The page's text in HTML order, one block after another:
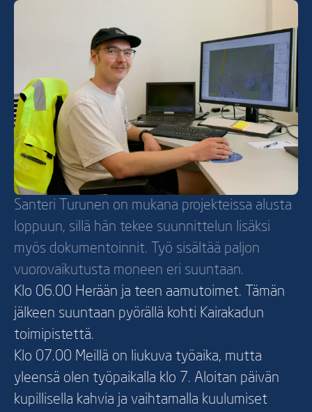
Santeri Turunen on mukana projekteissa alusta
loppuun, sillä hän tekee suunnittelun lisäksi
myös dokumentoinnit. Työ sisältää paljon
vuorovaikutusta moneen eri suuntaan.
Klo 06.00 Herään ja teen aamutoimet. Tämän
jälkeen suuntaan pyörällä kohti Kairakadun
toimipistettä.
Klo 07.00 Meillä on liukuva työaika, mutta
yleensä olen työpaikalla klo 7. Aloitan päivän
kupillisella kahvia ja vaihtamalla kuulumiset